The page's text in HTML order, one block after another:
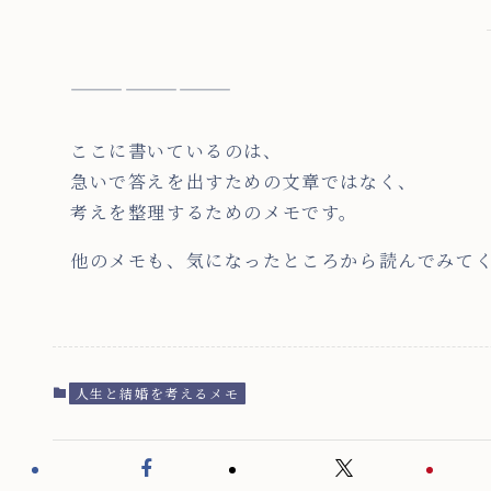
—————————
ここに書いているのは、
急いで答えを出すための文章ではなく、
考えを整理するためのメモです。
他のメモも、気になったところから読んでみてく
人生と結婚を考えるメモ